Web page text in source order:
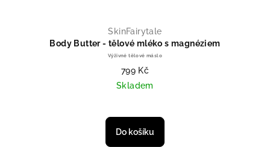
SkinFairytale
Body Butter - tělové mléko s magnéziem
Výživné tělové máslo
799 Kč
Skladem
Do košíku